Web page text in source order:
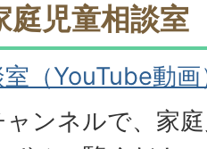
庭児童相談室
（YouTube動
ンネルで、家